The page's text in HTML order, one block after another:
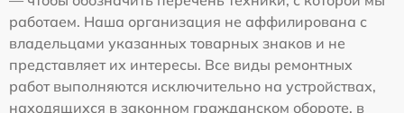
работаем. Наша организация не аффилирована с
владельцами указанных товарных знаков и не
представляет их интересы. Все виды ремонтных
работ выполняются исключительно на устройствах,
находящихся в законном гражданском обороте, в